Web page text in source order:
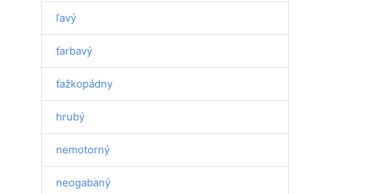
ľavý
ťarbavý
ťažkopádny
hrubý
nemotorný
neogabaný